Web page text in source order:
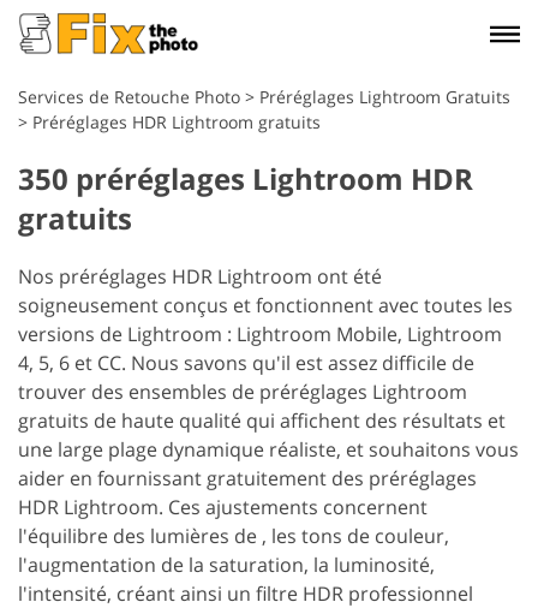
Services de Retouche Photo > Préréglages Lightroom Gratuits
> Préréglages HDR Lightroom gratuits
350 préréglages Lightroom HDR
gratuits
Nos préréglages HDR Lightroom ont été
soigneusement conçus et fonctionnent avec toutes les
versions de Lightroom : Lightroom Mobile, Lightroom
4, 5, 6 et CC. Nous savons qu'il est assez difficile de
trouver des ensembles de préréglages Lightroom
gratuits de haute qualité qui affichent des résultats et
une large plage dynamique réaliste, et souhaitons vous
aider en fournissant gratuitement des préréglages
HDR Lightroom. Ces ajustements concernent
l'équilibre des lumières de , les tons de couleur,
l'augmentation de la saturation, la luminosité,
l'intensité, créant ainsi un filtre HDR professionnel